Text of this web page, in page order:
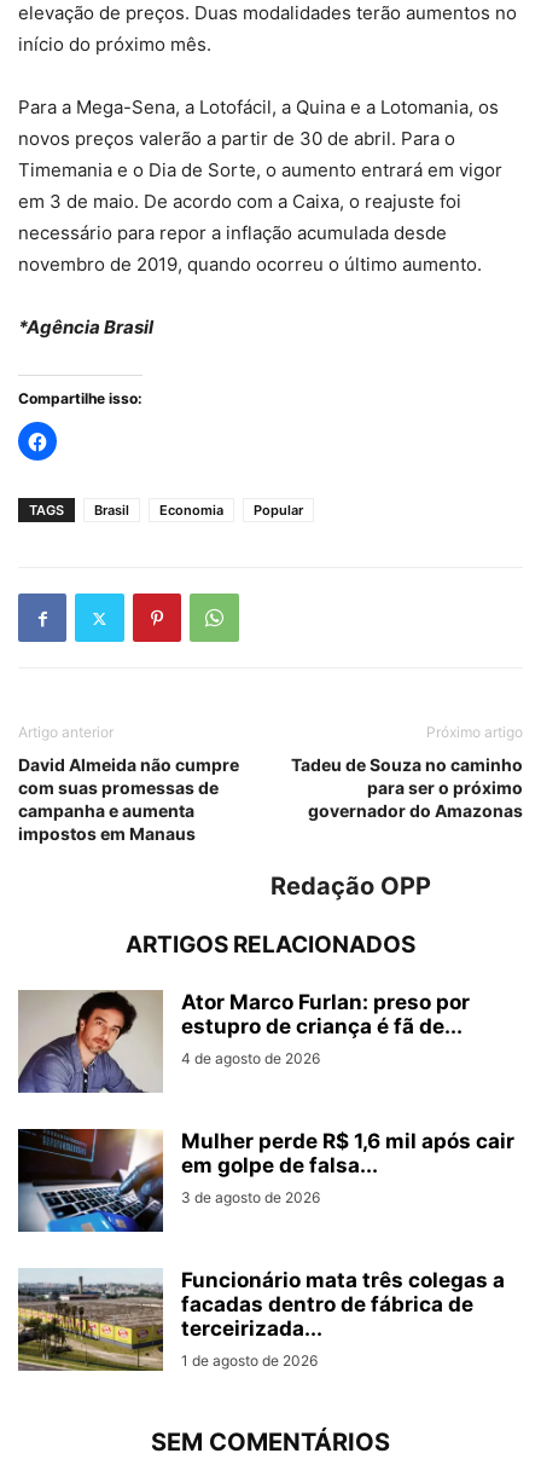
elevação de preços. Duas modalidades terão aumentos no
início do próximo mês.
Para a Mega-Sena, a Lotofácil, a Quina e a Lotomania, os
novos preços valerão a partir de 30 de abril. Para o
Timemania e o Dia de Sorte, o aumento entrará em vigor
em 3 de maio. De acordo com a Caixa, o reajuste foi
necessário para repor a inflação acumulada desde
novembro de 2019, quando ocorreu o último aumento.
*Agência Brasil
Compartilhe isso:
TAGS Brasil Economia Popular
Artigo anterior
David Almeida não cumpre
com suas promessas de
campanha e aumenta
impostos em Manaus
Próximo artigo
Tadeu de Souza no caminho
para ser o próximo
governador do Amazonas
Redação OPP
ARTIGOS RELACIONADOS
Ator Marco Furlan: preso por
estupro de criança é fã de...
4 de agosto de 2026
Mulher perde R$ 1,6 mil após cair
em golpe de falsa...
3 de agosto de 2026
Funcionário mata três colegas a
facadas dentro de fábrica de
terceirizada...
1 de agosto de 2026
SEM COMENTÁRIOS